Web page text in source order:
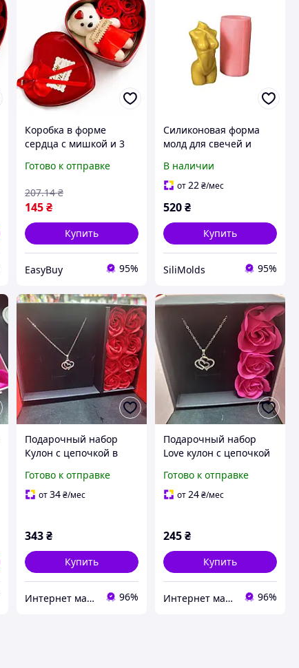
Коробка в форме
сердца с мишкой и 3
Мыльные розы с
набор для любимой
Готово к отправке
145 ₴
207.14 ₴
Купить
EasyBuy 95%
Силиконовая форма
молд для свечей и
купальнике
В наличии
от22₴/мес
520₴
Купить
SiliMolds 95%
Подарочный набор
Кулон с цепочкой в
мыльных роз,
цветочный аромат
Готово к отправке
от34 ₴/мес
343 ₴
Купить
Интернет магазин "Нужные покупки" 96%
Подарочный набор
Love кулон с цепочкой
мыльных розы,
цветочный аромат
Готово к отправке
от24₴/мес
245₴
Купить
Интернет магазин "Нужные покупки" 96%